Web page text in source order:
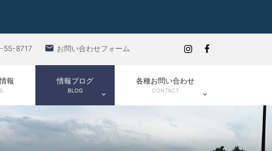
55-8717  お問い合わせフォーム
報 情報ブログ
BLOG

各種お問い合わせ
CONTACT
